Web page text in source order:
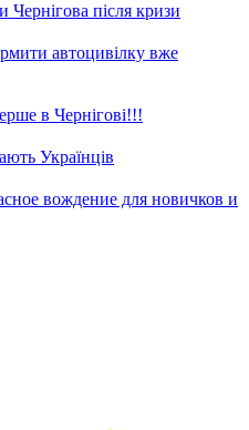
Чернігова після кризи
автоцивілку вже
в Чернігові!!!
Українців
вождение для новичков и